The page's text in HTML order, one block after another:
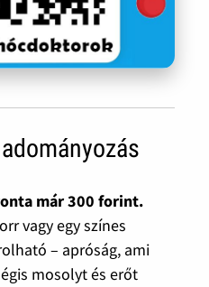
már 300 forint.
vagy egy színes
– apróság, ami
mosolyt és erőt